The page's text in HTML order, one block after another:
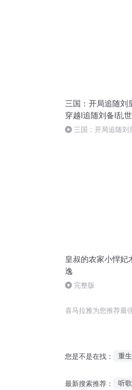
三国：开局追随刘
穿越I追随刘备I乱
三国：开局追随刘
皇叔的农家小悍妃
逸
完整版
喜马拉雅为您推荐最
您是不是在找： 重
最新搜索推荐： 听